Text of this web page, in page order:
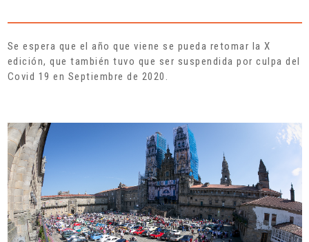
Se espera que el año que viene se pueda retomar la X
edición, que también tuvo que ser suspendida por culpa del
Covid 19 en Septiembre de 2020.